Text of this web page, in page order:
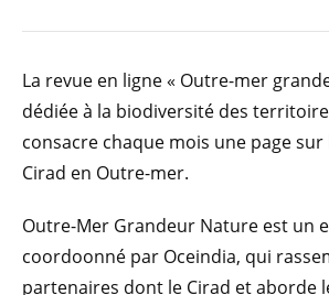
La revue en ligne « Outre-mer
dédiée à la biodiversité des
consacre chaque mois une page
Cirad en Outre-mer.
Outre-Mer Grandeur Nature est un
coordoonné par Oceindia, qui
partenaires dont le Cirad et aborde